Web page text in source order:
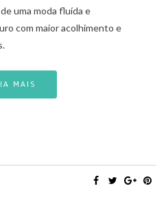
uma moda fluída e
com maior acolhimento e
MAIS